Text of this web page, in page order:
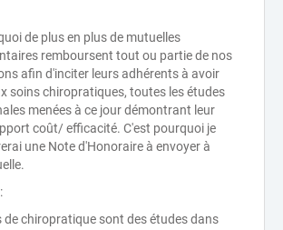
de plus en plus de mutuelles
remboursent tout ou partie de nos
afin d'inciter leurs adhérents à avoir
soins chiropratiques, toutes les études
menées à ce jour démontrant leur
coût/ efficacité. C'est pourquoi je
une Note d'Honoraire à envoyer à
de chiropratique sont des études dans